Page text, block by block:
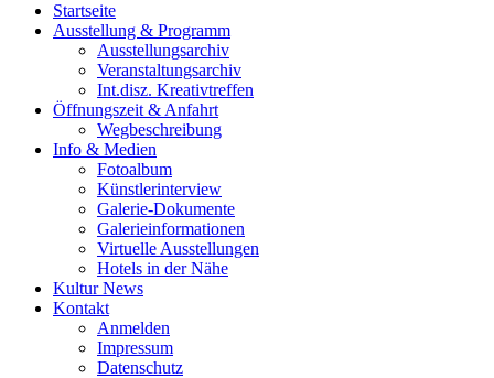
Startseite
Ausstellung & Programm
Ausstellungsarchiv
Veranstaltungsarchiv
Int.disz. Kreativtreffen
Öffnungszeit & Anfahrt
Wegbeschreibung
Info & Medien
Fotoalbum
Künstlerinterview
Galerie-Dokumente
Galerieinformationen
Virtuelle Ausstellungen
Hotels in der Nähe
Kultur News
Kontakt
Anmelden
Impressum
Datenschutz